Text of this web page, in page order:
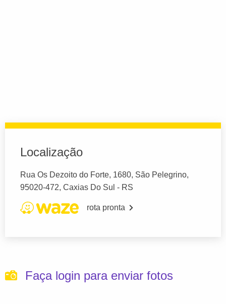
Localização
Rua Os Dezoito do Forte, 1680, São Pelegrino,
95020-472, Caxias Do Sul - RS
rota pronta
Faça login para enviar fotos